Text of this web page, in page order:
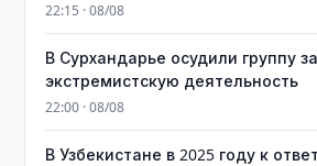
22:15 · 08/08
В Сурхандарье осудили группу за
экстремистскую деятельность
22:00 · 08/08
В Узбекистане в 2025 году к